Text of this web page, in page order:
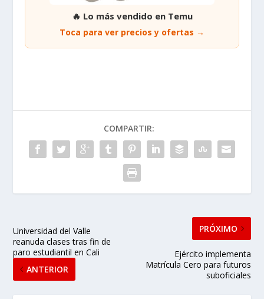
🔥 Lo más vendido en Temu
Toca para ver precios y ofertas →
COMPARTIR:
Universidad del Valle
reanuda clases tras fin de
paro estudiantil en Cali
ANTERIOR
PRÓXIMO
Ejército implementa
Matrícula Cero para futuros
suboficiales